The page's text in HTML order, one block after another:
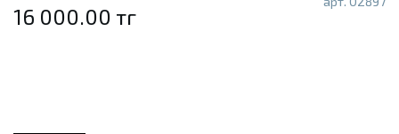
16 000.00 тг